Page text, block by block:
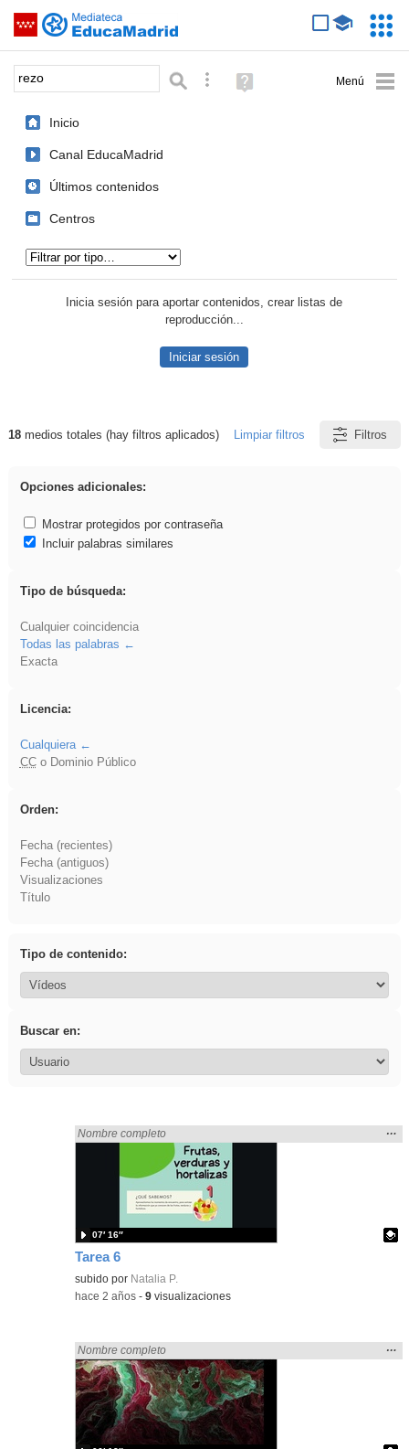
Saltar navegación
Palabra o frase: Búsqueda avanzada
Ayuda
(en
Inicio
Canal EducaMadrid
Últimos contenidos
Centros
Inicia sesión para aportar contenidos, crear listas de
reproducción...
Iniciar sesión
Resultados de: rezo
18medios totales (hay filtros aplicados) Limpiar filtros Filtros
Opciones adicionales:
Mostrar protegidos por contraseña
Incluir palabras similares
Tipo de búsqueda:
Cualquier coincidencia
Todas las palabras
Exacta
Licencia:
Cualquiera
CCo Dominio Público
Orden:
Fecha (recientes)
Fecha (antiguos)
Visualizaciones
Título
Tipo de contenido:
Buscar en:
Tarea 6
Encontrado «rezo» en:
Nombre completo
la
…
Contenido educativo.
subido por Natalia P.
07′ 16″
-hace 2 años -9 visualizaciones
Encontrado «rezo» en:
Nombre completo
la
…